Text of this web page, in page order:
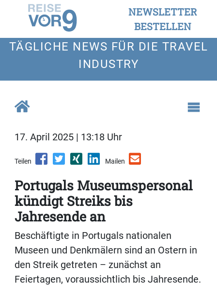
NEWSLETTER
BESTELLEN
TÄGLICHE NEWS FÜR DIE TRAVEL
INDUSTRY
17. April 2025 | 13:18 Uhr
Teilen Mailen
Portugals Museumspersonal
kündigt Streiks bis
Jahresende an
Beschäftigte in Portugals nationalen
Museen und Denkmälern sind an Ostern in
den Streik getreten – zunächst an
Feiertagen, voraussichtlich bis Jahresende.